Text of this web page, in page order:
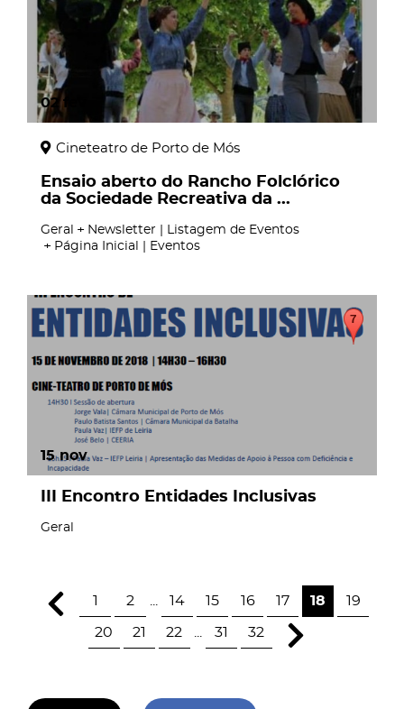
02 fev
Cineteatro de Porto de Mós
Ensaio aberto do Rancho Folclórico
da Sociedade Recreativa da ...
Geral
Newsletter | Listagem de Eventos
Página Inicial | Eventos
15 nov
III Encontro Entidades Inclusivas
Geral
1 2 14 15 16 17 18 19
20 21 22 31 32